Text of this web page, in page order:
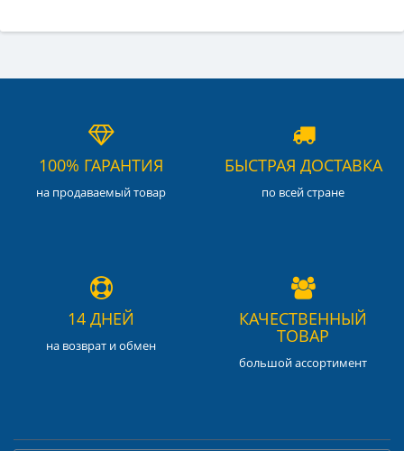
100% ГАРАНТИЯ
на продаваемый товар
БЫСТРАЯ ДОСТАВКА
по всей стране
14 ДНЕЙ
на возврат и обмен
КАЧЕСТВЕННЫЙ
ТОВАР
большой ассортимент